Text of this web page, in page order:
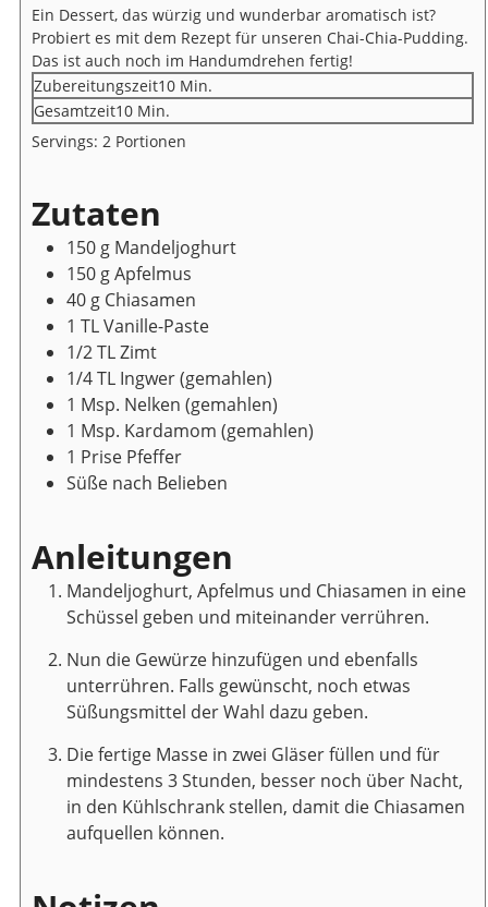
Ein Dessert, das würzig und wunderbar aromatisch ist?
Probiert es mit dem Rezept für unseren Chai-Chia-Pudding.
Das ist auch noch im Handumdrehen fertig!
Zubereitungszeit10Minuten
Min.
Gesamtzeit10Minuten
Min.
Servings: 2 Portionen
Zutaten
150 g Mandeljoghurt
150 gApfelmus
40 g Chiasamen
1 TLVanille-Paste
1/2TLZimt
1/4TL Ingwer(gemahlen)
1 Msp. Nelken (gemahlen)
1 Msp. Kardamom (gemahlen)
1 Prise Pfeffer
Süße nach Belieben
Anleitungen
Mandeljoghurt, Apfelmus und Chiasamen in eine
Schüssel geben und miteinander verrühren.
Nun die Gewürze hinzufügen und ebenfalls
unterrühren. Falls gewünscht, noch etwas
Süßungsmittel der Wahl dazu geben.
Die fertige Masse in zwei Gläser füllen und für
mindestens 3 Stunden, besser noch über Nacht,
in den Kühlschrank stellen, damit die Chiasamen
aufquellen können.